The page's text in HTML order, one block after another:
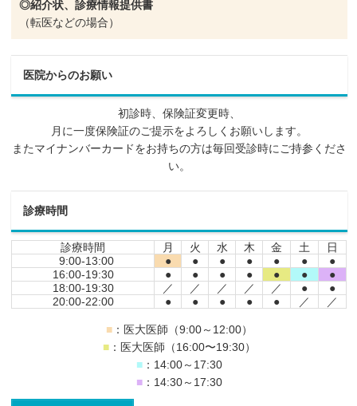
◎紹介状、診療情報提供書
（転医などの場合）
医院からのお願い
初診時、保険証変更時、
月に一度保険証のご提示をよろしくお願いします。
またマイナンバーカードをお持ちの方は毎回受診時にご持参くださ
い。
診療時間
診療時間 月 火 水 木 金 土
日
9:00-13:00
● ● ● ● ● ●
●
16:00-19:30
● ● ● ● ● ●
●
18:00-19:30
／ ／ ／ ／ ／ ●
●
20:00-22:00
● ● ● ● ● ／ ／
■：医大医師（9:00～12:00）
■：医大医師（16:00〜19:30）
■：14:00～17:30
■：14:30～17:30